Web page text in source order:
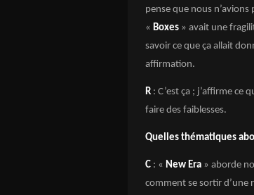
pense que nous
« Boxes » avait une
savoir ce que ça allait
affirmation.
R : C’est ça ; j’affirme ce
faire des faiblesses.
Quelles thématiques
C : « New Era » aborde
comment se sortir d’une